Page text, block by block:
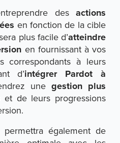
desactions
en fonction de la cible
plus facile d’atteindre
en fournissant à vos
correspondants à leurs
d’intégrer Pardot à
unegestion plus
et de leurs progressions
également de